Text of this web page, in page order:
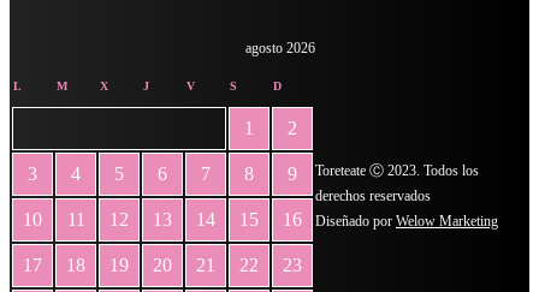
agosto 2026
L M X J V S D
1 2
3 4 5 6 7 8 9
10 11 12 13 14 15 16
17 18 19 20 21 22 23
Toreteate Ⓒ 2023. Todos los
derechos reservados
Diseñado por Welow Marketing